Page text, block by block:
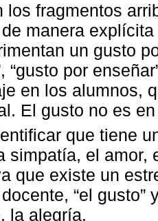
los fragmentos
manera
un gusto
“gusto por
en los alumnos,
El gusto no es
que tiene
simpatía, el amor,
que existe un
“el
la alegría.